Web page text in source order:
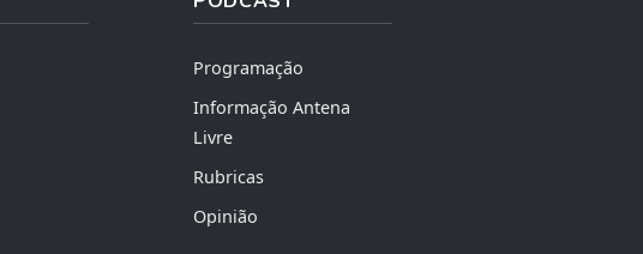
Programação
Informação Antena
Livre
Rubricas
Opinião